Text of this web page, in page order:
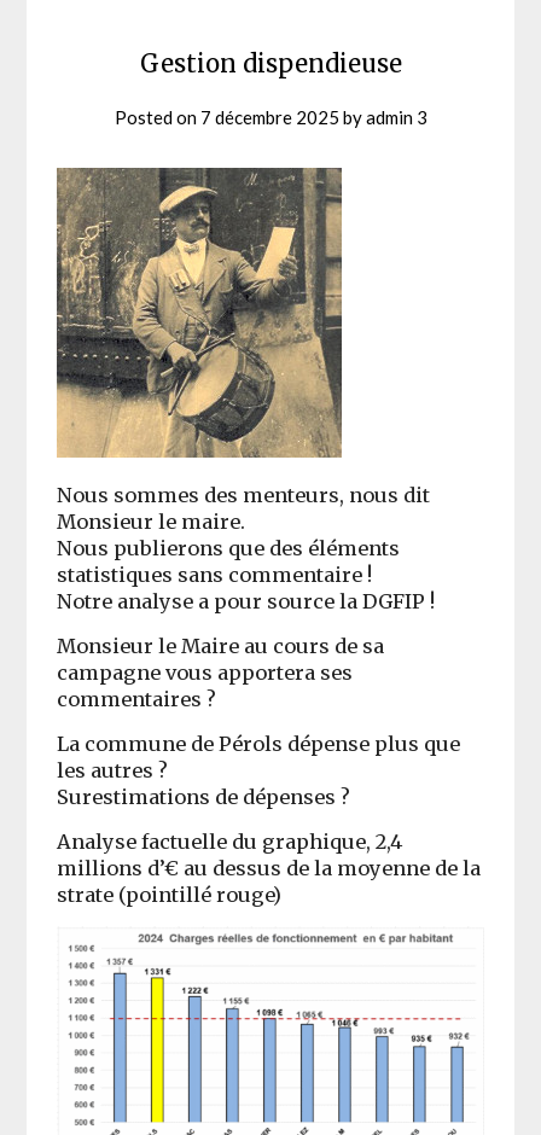
Gestion dispendieuse
Posted on 7 décembre 2025 byadmin 3
Nous sommes des menteurs, nous dit
Monsieur le maire.
Nous publierons que des éléments
statistiques sans commentaire !
Notre analyse a pour source la DGFIP !
Monsieur le Maire au cours de sa
campagne vous apportera ses
commentaires ?
La commune de Pérols dépense plus que
les autres ?
Surestimations de dépenses ?
Analyse factuelle du graphique, 2,4
millions d’€ au dessus de la moyenne de la
strate (pointillé rouge)